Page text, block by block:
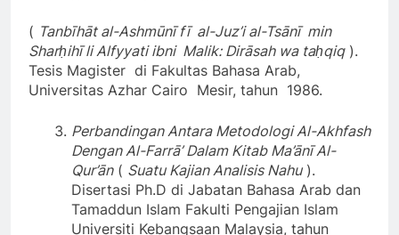
( Tanbīhāt al-Ashmūnī fī al-Juz’i al-Tsānī min
Sharḥihī li Alfyyati ibni Malik: Dirāsah wa taḥqiq).
Tesis Magister di Fakultas Bahasa Arab,
Universitas Azhar Cairo Mesir, tahun 1986.
Perbandingan Antara Metodologi Al-Akhfash
Dengan Al-Farrā’ Dalam Kitab Ma’ānī Al-
Qur’ān( Suatu Kajian Analisis Nahu).
Disertasi Ph.D di Jabatan Bahasa Arab dan
Tamaddun Islam Fakulti Pengajian Islam
Universiti Kebangsaan Malaysia, tahun